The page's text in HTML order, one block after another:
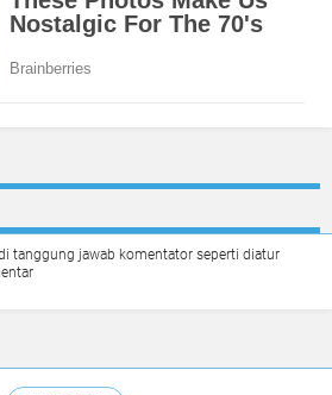
tanggung jawab komentator seperti diatur